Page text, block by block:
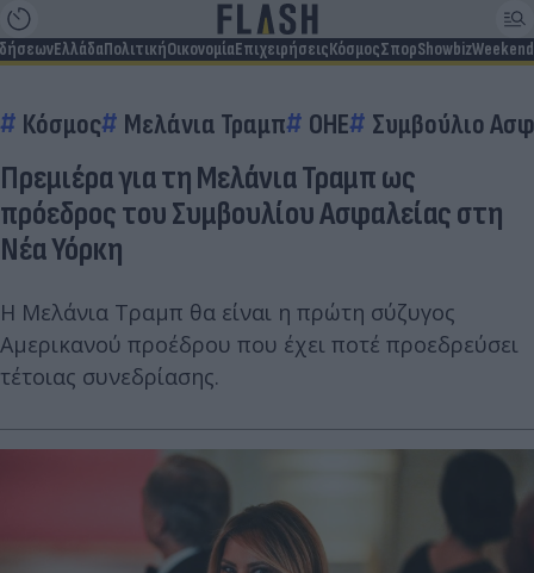
ΕλλάδαΠολιτικήΟικονομίαΕπιχειρήσειςΚόσμοςΣπορShowbizWeekend
Κόσμος Μελάνια Τραμπ ΟΗΕ Συμβούλιο
Πρεμιέρα για τη Μελάνια Τραμπ ως
πρόεδρος του Συμβουλίου Ασφαλείας στη
Νέα Υόρκη
Η Μελάνια Τραμπ θα είναι η πρώτη σύζυγος
Αμερικανού προέδρου που έχει ποτέ προεδρεύσει
τέτοιας συνεδρίασης.